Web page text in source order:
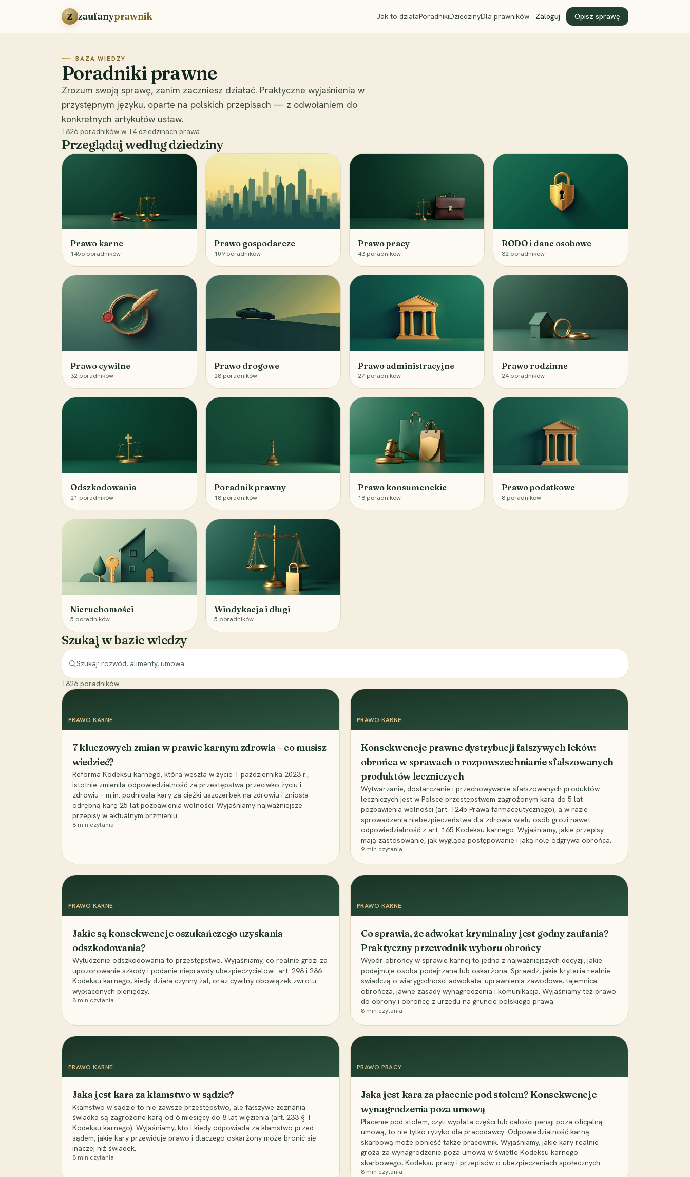
Przejdź do treści
Z zaufanyprawnik Jak to działaPoradnikiDziedzinyDla prawników Zaloguj Opisz sprawę
BAZA WIEDZY
Poradniki prawne
Zrozum swoją sprawę, zanim zaczniesz działać. Praktyczne wyjaśnienia w
przystępnym języku, oparte na polskich przepisach — z odwołaniem do
konkretnych artykułów ustaw.
1826 poradników w 14 dziedzinach prawa
Przeglądaj według dziedziny
Prawo karne
1456 poradników
Prawo gospodarcze
109 poradników
Prawo pracy
43 poradników
RODO i dane osobowe
32 poradników
Prawo cywilne
32 poradników
Prawo drogowe
28 poradników
Prawo administracyjne
27 poradników
Prawo rodzinne
24 poradników
Odszkodowania
21 poradników
Poradnik prawny
18 poradników
Prawo konsumenckie
18 poradników
Prawo podatkowe
8 poradników
Nieruchomości
5 poradników
Windykacja i długi
5 poradników
Szukaj w bazie wiedzy
1826 poradników
PRAWO KARNE
7 kluczowych zmian w prawie karnym zdrowia – co musisz
wiedzieć?
Reforma Kodeksu karnego, która weszła w życie 1 października 2023 r.,
istotnie zmieniła odpowiedzialność za przestępstwa przeciwko życiu i
zdrowiu – m.in. podniosła kary za ciężki uszczerbek na zdrowiu i zniosła
odrębną karę 25 lat pozbawienia wolności. Wyjaśniamy najważniejsze
przepisy w aktualnym brzmieniu.
8 min czytania
PRAWO KARNE
Konsekwencje prawne dystrybucji fałszywych leków:
obrońca w sprawach o rozpowszechnianie sfałszowanych
produktów leczniczych
Wytwarzanie, dostarczanie i przechowywanie sfałszowanych produktów
leczniczych jest w Polsce przestępstwem zagrożonym karą do 5 lat
pozbawienia wolności (art. 124b Prawa farmaceutycznego), a w razie
sprowadzenia niebezpieczeństwa dla zdrowia wielu osób grozi nawet
odpowiedzialność z art. 165 Kodeksu karnego. Wyjaśniamy, jakie przepisy
mają zastosowanie, jak wygląda postępowanie i jaką rolę odgrywa obrońca.
9 min czytania
PRAWO KARNE
Jakie są konsekwencje oszukańczego uzyskania
odszkodowania?
Wyłudzenie odszkodowania to przestępstwo. Wyjaśniamy, co realnie grozi za
upozorowanie szkody i podanie nieprawdy ubezpieczycielowi: art. 298 i 286
Kodeksu karnego, kiedy działa czynny żal, oraz cywilny obowiązek zwrotu
wypłaconych pieniędzy.
8 min czytania
PRAWO KARNE
Co sprawia, że adwokat kryminalny jest godny zaufania?
Praktyczny przewodnik wyboru obrońcy
Wybór obrońcy w sprawie karnej to jedna z najważniejszych decyzji, jakie
podejmuje osoba podejrzana lub oskarżona. Sprawdź, jakie kryteria realnie
świadczą o wiarygodności adwokata: uprawnienia zawodowe, tajemnica
obrończa, jawne zasady wynagrodzenia i komunikacja. Wyjaśniamy też prawo
do obrony i obrońcę z urzędu na gruncie polskiego prawa.
8 min czytania
PRAWO KARNE
Jaka jest kara za kłamstwo w sądzie?
Kłamstwo w sądzie to nie zawsze przestępstwo, ale fałszywe zeznania
świadka są zagrożone karą od 6 miesięcy do 8 lat więzienia (art. 233 § 1
Kodeksu karnego). Wyjaśniamy, kto i kiedy odpowiada za kłamstwo przed
sądem, jakie kary przewiduje prawo i dlaczego oskarżony może bronić się
inaczej niż świadek.
8 min czytania
PRAWO PRACY
Jaka jest kara za płacenie pod stołem? Konsekwencje
wynagrodzenia poza umową
Płacenie pod stołem, czyli wypłata części lub całości pensji poza oficjalną
umową, to nie tylko ryzyko dla pracodawcy. Odpowiedzialność karną
skarbową może ponieść także pracownik. Wyjaśniamy, jakie kary realnie
grożą za wynagrodzenie poza umową w świetle Kodeksu karnego
skarbowego, Kodeksu pracy i przepisów o ubezpieczeniach społecznych.
8 min czytania